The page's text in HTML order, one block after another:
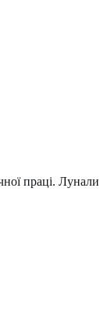
праці. Лунали